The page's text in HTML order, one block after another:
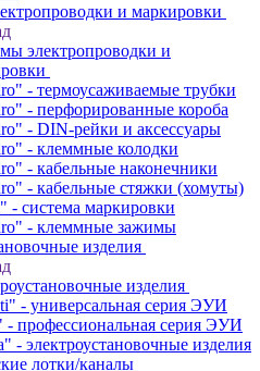
и маркировки
электропроводки и
- термоусаживаемые трубки
- перфорированные короба
- DIN-рейки и аксессуары
- клеммные колодки
- кабельные наконечники
- кабельные стяжки (хомуты)
- система маркировки
- клеммные зажимы
изделия
изделия
- универсальная серия ЭУИ
- профессиональная серия ЭУИ
- электроустановочные изделия
лотки/каналы